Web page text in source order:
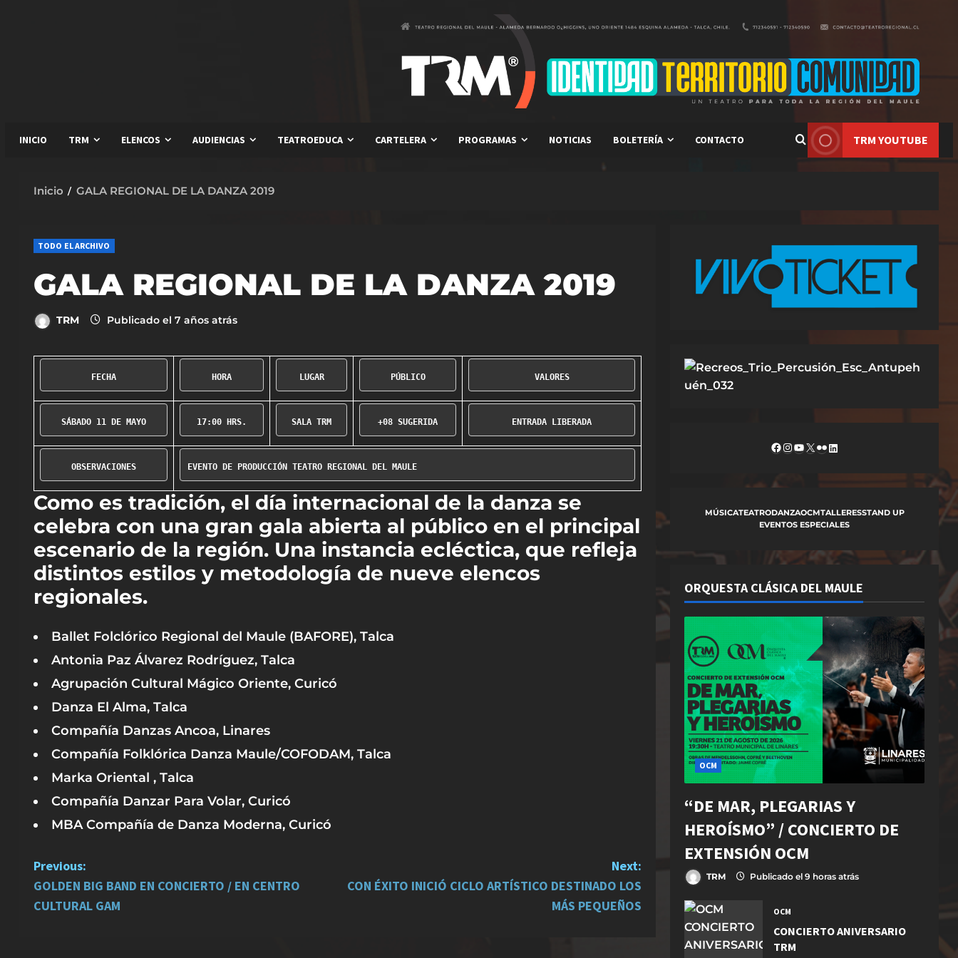
INICIO TRM ELENCOS AUDIENCIAS TEATROEDUCA CARTELERA PROGRAMAS NOTICIAS BOLETERÍA CONTACTO TRM YOUTUBE
Inicio GALA REGIONAL DE LA DANZA 2019
TODO EL ARCHIVO
GALA REGIONAL DE LA DANZA 2019
TRM Publicado el 7 años atrás
FECHA HORA LUGAR PÚBLICO VALORES
SÁBADO 11 DE MAYO 17:00 HRS. SALA TRM +08 SUGERIDA
OBSERVACIONES EVENTO DE PRODUCCIÓN TEATRO REGIONAL DEL MAULE
Como es tradición, el día internacional de la danza se
celebra con una gran gala abierta al público en el principal
escenario de la región. Una instancia ecléctica, que refleja
distintos estilos y metodología de nueve elencos
regionales.
Ballet Folclórico Regional del Maule (BAFORE), Talca
Antonia Paz Álvarez Rodríguez, Talca
Agrupación Cultural Mágico Oriente, Curicó
Danza El Alma, Talca
Compañía Danzas Ancoa, Linares
Compañía Folklórica Danza Maule/COFODAM, Talca
Marka Oriental , Talca
Compañía Danzar Para Volar, Curicó
MBA Compañía de Danza Moderna, Curicó
P
o
Previous:
GOLDEN BIG BAND EN CONCIERTO / EN CENTRO
CULTURAL GAM
Next:
CON ÉXITO INICIÓ CICLO ARTÍSTICO DESTINADO LOS
MÁS PEQUEÑOS
Facebook
Instagram
YouTube
X FlickrLinkedIn
MÚSICATEATRODANZAOCMTALLERESSTAND UP
EVENTOS ESPECIALES
ORQUESTA CLÁSICA DEL MAULE
OCM
“DE MAR, PLEGARIAS Y
HEROÍSMO” / CONCIERTO DE
EXTENSIÓN OCM
TRM Publicado el 9 horas atrás
OCM
CONCIERTO ANIVERSARIO
TRM